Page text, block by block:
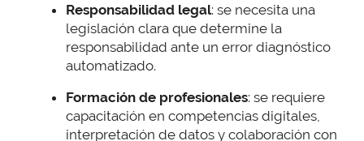
Responsabilidad legal: se necesita una
legislación clara que determine la
responsabilidad ante un error diagnóstico
automatizado.
Formación de profesionales: se requiere
capacitación en competencias digitales,
interpretación de datos y colaboración con